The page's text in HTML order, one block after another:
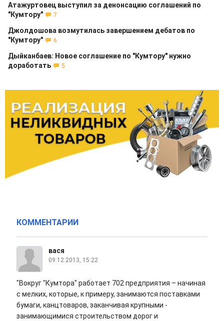
Атажуртовец выступил за денонсацию соглашений по
"Кумтору"
7
Джолдошова возмутилась завершением дебатов по
"Кумтору"
6
Дыйканбаев: Новое соглашение по "Кумтору" нужно
доработать
5
КОММЕНТАРИИ
вася
09.12.2013, 15:22
"Вокруг "Кумтора" работает 702 предприятия – начиная
с мелких, которые, к примеру, занимаются поставками
бумаги, канцтоваров, заканчивая крупными -
занимающимися строительством дорог и